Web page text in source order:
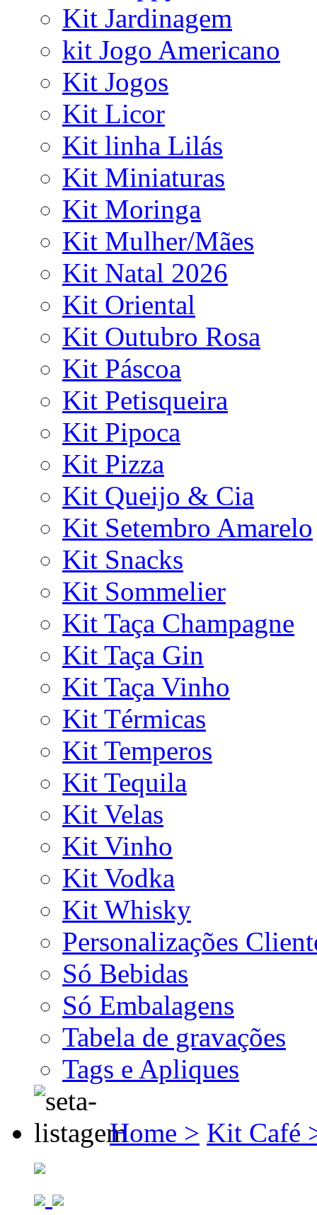
Kit Jardinagem
kit Jogo Americano
Kit Jogos
Kit Licor
Kit linha Lilás
Kit Miniaturas
Kit Moringa
Kit Mulher/Mães
Kit Natal 2026
Kit Oriental
Kit Outubro Rosa
Kit Páscoa
Kit Petisqueira
Kit Pipoca
Kit Pizza
Kit Queijo & Cia
Kit Setembro Amarelo
Kit Snacks
Kit Sommelier
Kit Taça Champagne
Kit Taça Gin
Kit Taça Vinho
Kit Térmicas
Kit Temperos
Kit Tequila
Kit Velas
Kit Vinho
Kit Vodka
Kit Whisky
Personalizações
Só Bebidas
Só Embalagens
Tabela de gravações
Tags e Apliques
Home > Kit Café